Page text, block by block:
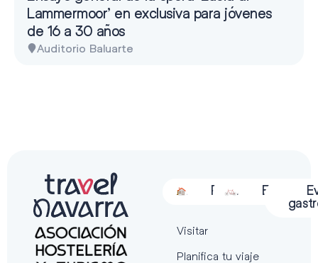
Lammermoor’ en exclusiva para jóvenes
de 16 a 30 años
Auditorio Baluarte
Alojamiento
Restauración
Actividades
Visitar
Planifica tu viaje